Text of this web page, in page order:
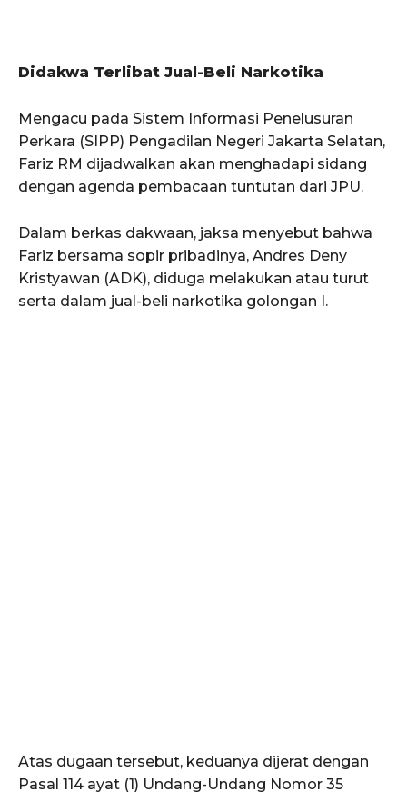
Didakwa Terlibat Jual-Beli Narkotika
Mengacu pada Sistem Informasi Penelusuran
Perkara (SIPP) Pengadilan Negeri Jakarta Selatan,
Fariz RM dijadwalkan akan menghadapi sidang
dengan agenda pembacaan tuntutan dari JPU.
Dalam berkas dakwaan, jaksa menyebut bahwa
Fariz bersama sopir pribadinya, Andres Deny
Kristyawan (ADK), diduga melakukan atau turut
serta dalam jual-beli narkotika golongan I.
Atas dugaan tersebut, keduanya dijerat dengan
Pasal 114 ayat (1) Undang-Undang Nomor 35